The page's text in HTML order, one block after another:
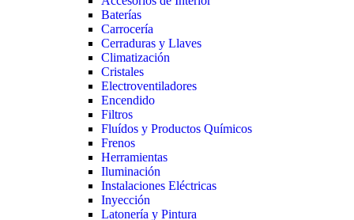
Baterías
Carrocería
Cerraduras y Llaves
Climatización
Cristales
Electroventiladores
Encendido
Filtros
Fluídos y Productos Químicos
Frenos
Herramientas
Iluminación
Instalaciones Eléctricas
Inyección
Latonería y Pintura